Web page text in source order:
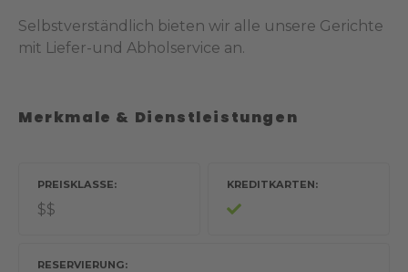
Selbstverständlich bieten wir alle unsere Gerichte
mit Liefer-und Abholservice an.
Merkmale & Dienstleistungen
PREISKLASSE
$$
KREDITKARTEN
RESERVIERUNG